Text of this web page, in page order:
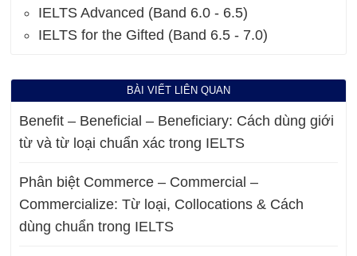
IELTS Advanced (Band 6.0 - 6.5)
IELTS for the Gifted (Band 6.5 - 7.0)
BÀI VIẾT LIÊN QUAN
Benefit – Beneficial – Beneficiary: Cách dùng giới
từ và từ loại chuẩn xác trong IELTS
Phân biệt Commerce – Commercial –
Commercialize: Từ loại, Collocations & Cách
dùng chuẩn trong IELTS